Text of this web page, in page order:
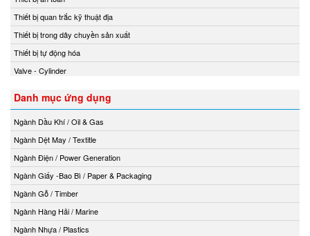
Thiết bị quan trắc kỹ thuật địa
Thiết bị trong dây chuyền sản xuất
Thiết bị tự động hóa
Valve - Cylinder
Danh mục ứng dụng
Ngành Dầu Khí / Oil & Gas
Ngành Dệt May / Textitle
Ngành Điện / Power Generation
Ngành Giấy -Bao Bì / Paper & Packaging
Ngành Gỗ / Timber
Ngành Hàng Hải / Marine
Ngành Nhựa / Plastics